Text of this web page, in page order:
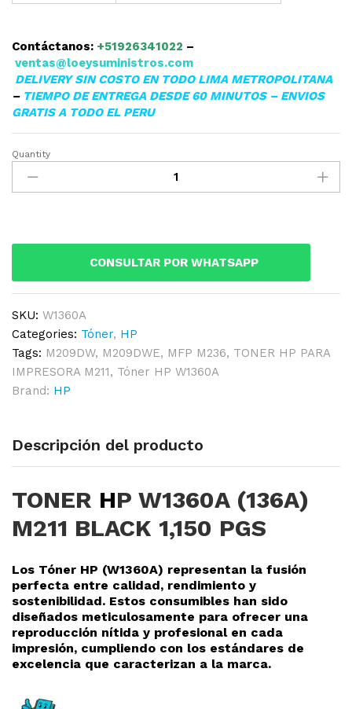
Contáctanos: +51926341022 –
ventas@loeysuministros.com
DELIVERY SIN COSTO EN TODO LIMA METROPOLITANA
– TIEMPO DE ENTREGA DESDE 60 MINUTOS – ENVIOS
GRATIS A TODO EL PERU
TONER
HP
W1360A
quantity
Quantity
CONSULTAR POR WHATSAPP
SKU: W1360A
Categories: Tóner, HP
Tags: M209DW, M209DWE, MFP M236, TONER HP PARA
IMPRESORA M211, Tóner HP W1360A
Brand: HP
Descripción del producto
TONER HP W1360A (136A)
M211 BLACK 1,150 PGS
Los Tóner HP (W1360A) representan la fusión
perfecta entre calidad, rendimiento y
sostenibilidad. Estos consumibles han sido
diseñados meticulosamente para ofrecer una
reproducción nítida y profesional en cada
impresión, cumpliendo con los estándares de
excelencia que caracterizan a la marca.